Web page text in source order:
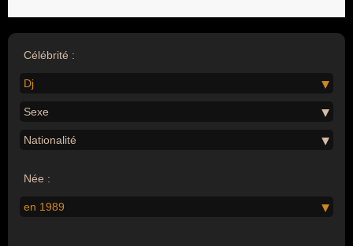
Célébrité :
Dj
Sexe
Nationalité
Née :
en 1989